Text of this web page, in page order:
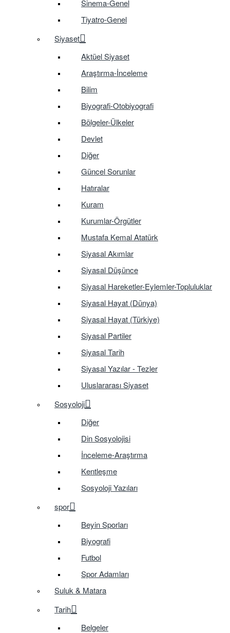
Sinema-Genel
Tiyatro-Genel
Siyaset
Aktüel Siyaset
Araştırma-İnceleme
Bilim
Biyografi-Otobiyografi
Bölgeler-Ülkeler
Devlet
Diğer
Güncel Sorunlar
Hatıralar
Kuram
Kurumlar-Örgütler
Mustafa Kemal Atatürk
Siyasal Akımlar
Siyasal Düşünce
Siyasal Hareketler-Eylemler-Topluluklar
Siyasal Hayat (Dünya)
Siyasal Hayat (Türkiye)
Siyasal Partiler
Siyasal Tarih
Siyasal Yazılar - Tezler
Uluslararası Siyaset
Sosyoloji
Diğer
Din Sosyolojisi
İnceleme-Araştırma
Kentleşme
Sosyoloji Yazıları
spor
Beyin Sporları
Biyografi
Futbol
Spor Adamları
Suluk & Matara
Tarih
Belgeler